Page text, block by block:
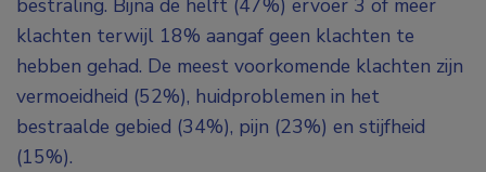
bestraling. Bijna de helft (47%) ervoer 3 of meer
klachten terwijl 18% aangaf geen klachten te
hebben gehad. De meest voorkomende klachten zijn
vermoeidheid (52%), huidproblemen in het
bestraalde gebied (34%), pijn (23%) en stijfheid
(15%).